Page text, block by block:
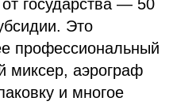
государства — 50
Это
профессиональный
миксер, аэрограф
и многое